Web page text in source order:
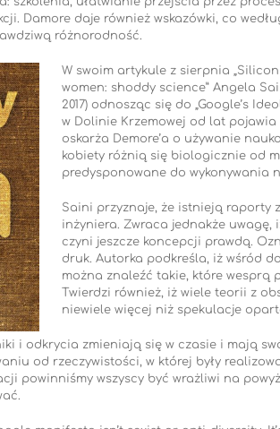
Damore daje również wskazówki, co
różnorodność.
W swoim artykule z sierpnia
women: shoddy science” Angela
2017) odnosząc się do „Google’s
w Dolinie Krzemowej od lat pojawia
oskarża Demore’a o używanie
kobiety różnią się biologicznie od
predysponowane do wykonywania
Saini przyznaje, że istnieją raporty
inżyniera. Zwraca jednakże
czyni jeszcze koncepcji prawdą.
druk. Autorka podkreśla, iż wśród
można znaleźć takie, które wesprą
Twierdzi również, iż wiele teorii z
niewiele więcej niż spekulacje
i odkrycia zmieniają się w czasie i mają
od rzeczywistości, w której były
powinniśmy wszyscy być wrażliwi na